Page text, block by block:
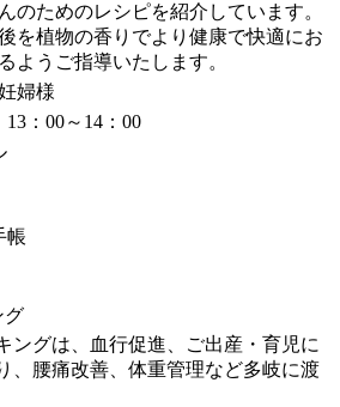
のためのレシピを紹介しています。
を植物の香りでより健康で快適にお
ようご指導いたします。
婦様
：00～14：00
帳
グ
ングは、血行促進、ご出産・育児に
、腰痛改善、体重管理など多岐に渡